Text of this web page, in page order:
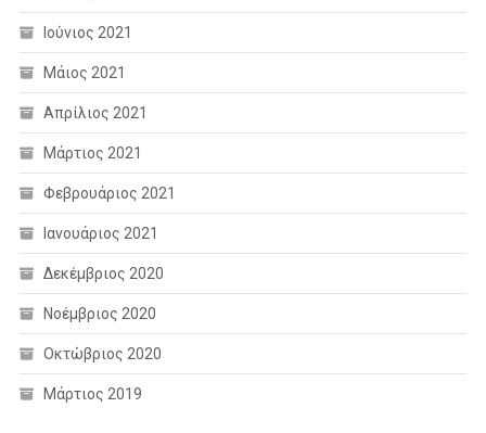
Ιούνιος 2021
Μάιος 2021
Απρίλιος 2021
Μάρτιος 2021
Φεβρουάριος 2021
Ιανουάριος 2021
Δεκέμβριος 2020
Νοέμβριος 2020
Οκτώβριος 2020
Μάρτιος 2019